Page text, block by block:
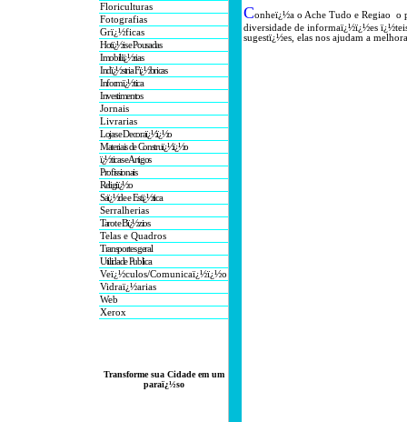
Floriculturas
Fotografias
Grï¿½ficas
Hotï¿½is e Pousadas
Imobiliï¿½rias
Indï¿½stria Fï¿½bricas
Informï¿½tica
Investimentos
Jornais
Livrarias
Lojas e Decoraï¿½ï¿½o
Materiais de Construï¿½ï¿½o
ï¿½ticas e Artigos
Profissionais
Religiï¿½o
Saï¿½de e Estï¿½tica
Serralherias
Tarot e Bï¿½zios
Telas e Quadros
Transportes geral
Utilidade Publica
Veï¿½culos/Comunicaï¿½ï¿½o
Vidraï¿½arias
Web
Xerox
Transforme sua Cidade em um
paraï¿½so
Conheï¿½a o Ache Tudo e Regiao o
diversidade de informaï¿½ï¿½es
sugestï¿½es, elas nos ajudam a